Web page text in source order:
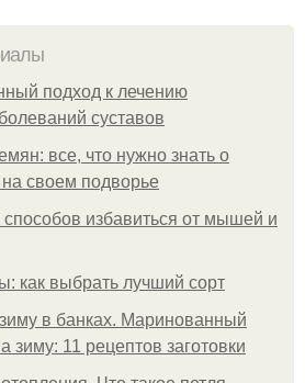
подход к лечению
суставов
все, что нужно знать о
своем подворье
избавиться от мышей и
как выбрать лучший сорт
в банках. Маринованный
зиму: 11 рецептов заготовки